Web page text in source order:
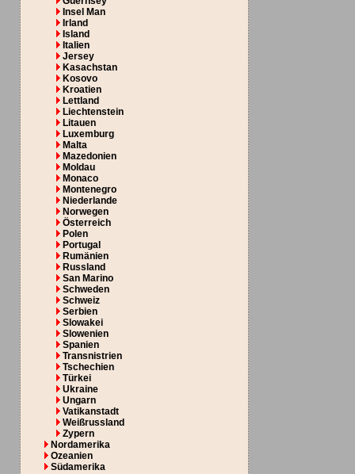
Insel Man
Irland
Island
Italien
Jersey
Kasachstan
Kosovo
Kroatien
Lettland
Liechtenstein
Litauen
Luxemburg
Malta
Mazedonien
Moldau
Monaco
Montenegro
Niederlande
Norwegen
Österreich
Polen
Portugal
Rumänien
Russland
San Marino
Schweden
Schweiz
Serbien
Slowakei
Slowenien
Spanien
Transnistrien
Tschechien
Türkei
Ukraine
Ungarn
Vatikanstadt
Weißrussland
Zypern
Nordamerika
Ozeanien
Südamerika